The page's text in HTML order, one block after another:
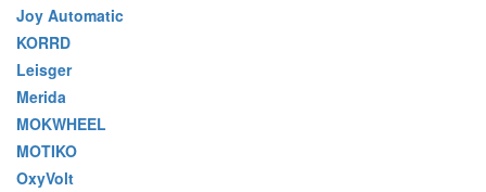
Joy Automatic
KORRD
Leisger
Merida
MOKWHEEL
MOTIKO
OxyVolt